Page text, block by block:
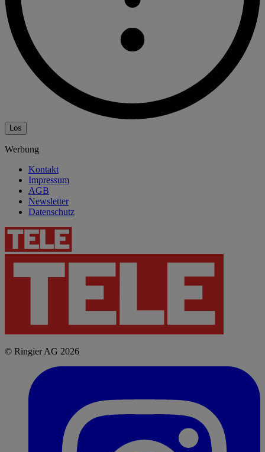
Los
Werbung
Kontakt
Impressum
AGB
Newsletter
Datenschutz
© Ringier AG 2026